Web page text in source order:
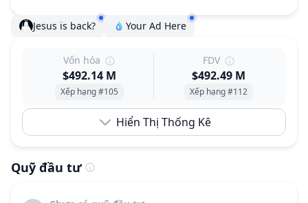
Jesus is back? Your Ad Here
Vốn hóa
$492.14 M
Xếp hạng #105
FDV
$492.49 M
Xếp hạng #112
Hiển Thị Thống Kê
Quỹ đầu tư